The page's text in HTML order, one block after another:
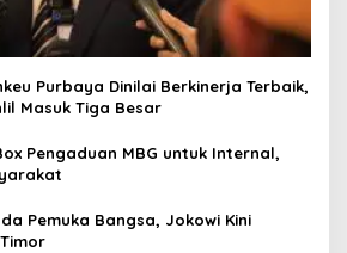
Purbaya Dinilai Berkinerja Terbaik,
Masuk Tiga Besar
Pengaduan MBG untuk Internal,
Pemuka Bangsa, Jokowi Kini